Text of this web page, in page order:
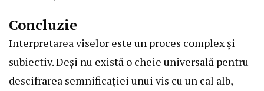
Concluzie
Interpretarea viselor este un proces complex și
subiectiv. Deși nu există o cheie universală pentru
descifrarea semnificației unui vis cu un cal alb,